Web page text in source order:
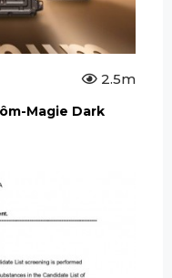
2.5m
Magie Dark